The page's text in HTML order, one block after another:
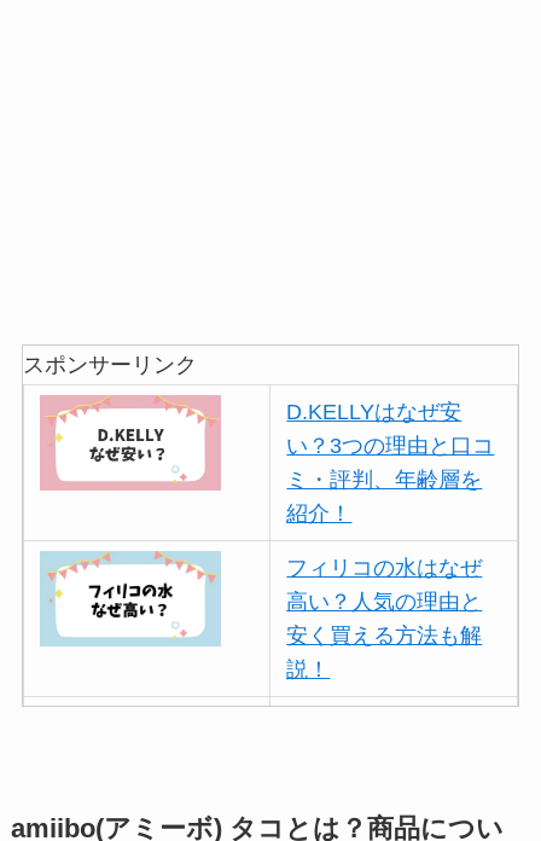
スポンサーリンク
D.KELLYはなぜ安
い？3つの理由と口コ
ミ・評判、年齢層を
紹介！
フィリコの水はなぜ
高い？人気の理由と
安く買える方法も解
説！
を紹介！
amiibo(アミーボ) タコとは？商品につい